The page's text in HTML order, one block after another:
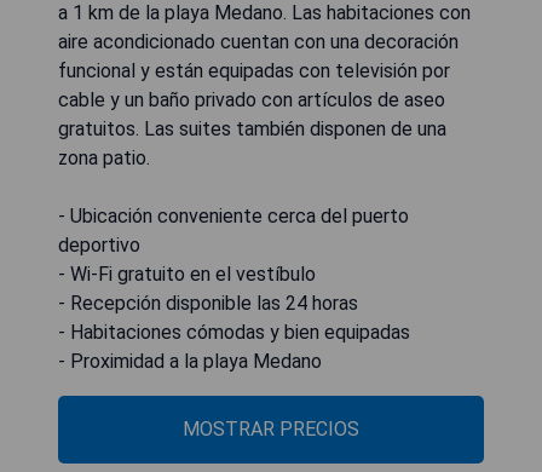
a 1 km de la playa Medano. Las habitaciones con
aire acondicionado cuentan con una decoración
funcional y están equipadas con televisión por
cable y un baño privado con artículos de aseo
gratuitos. Las suites también disponen de una
zona patio.
- Ubicación conveniente cerca del puerto
deportivo
- Wi-Fi gratuito en el vestíbulo
- Recepción disponible las 24 horas
- Habitaciones cómodas y bien equipadas
- Proximidad a la playa Medano
MOSTRAR PRECIOS